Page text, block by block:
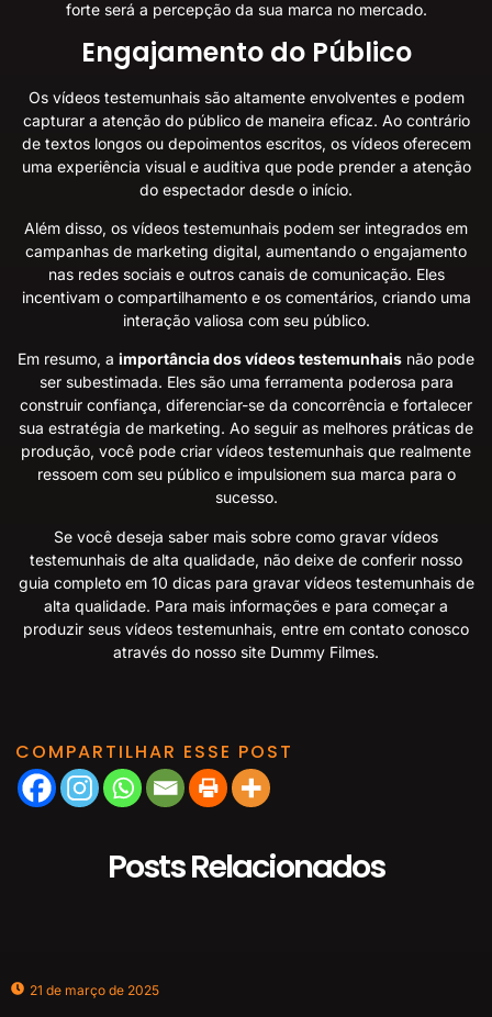
forte será a percepção da sua marca no mercado.
Engajamento do Público
Os vídeos testemunhais são altamente envolventes e podem
capturar a atenção do público de maneira eficaz. Ao contrário
de textos longos ou depoimentos escritos, os vídeos oferecem
uma experiência visual e auditiva que pode prender a atenção
do espectador desde o início.
Além disso, os vídeos testemunhais podem ser integrados em
campanhas de marketing digital, aumentando o engajamento
nas redes sociais e outros canais de comunicação. Eles
incentivam o compartilhamento e os comentários, criando uma
interação valiosa com seu público.
Em resumo, a importância dos vídeos testemunhais não pode
ser subestimada. Eles são uma ferramenta poderosa para
construir confiança, diferenciar-se da concorrência e fortalecer
sua estratégia de marketing. Ao seguir as melhores práticas de
produção, você pode criar vídeos testemunhais que realmente
ressoem com seu público e impulsionem sua marca para o
sucesso.
Se você deseja saber mais sobre como gravar vídeos
testemunhais de alta qualidade, não deixe de conferir nosso
guia completo em 10 dicas para gravar vídeos testemunhais de
alta qualidade. Para mais informações e para começar a
produzir seus vídeos testemunhais, entre em contato conosco
através do nosso site Dummy Filmes.
COMPARTILHAR ESSE POST
Posts Relacionados
21 de março de 2025